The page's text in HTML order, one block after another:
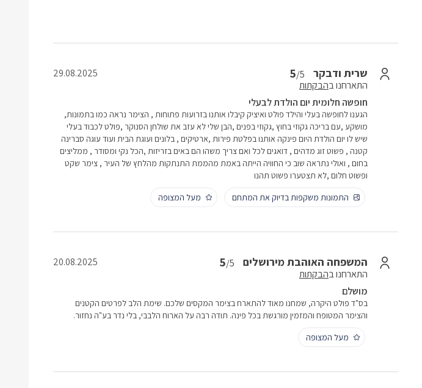
שרית ודבקר 5/5
התארחנו בהבקתות
29.08.2025
חופשה חלומית יום הולדת לבעלי
הגענו לחופשה בעלי והילד פולט ואיציק קיבלו אותנו בזרועות פתוחות , הצימר נראה כמו בתמונות,
מושקע ,עם בריכה גקוזי בחוץ ,גקוזי בפנים ,הבן שלי לא עזב את שולחן הסנוקר ,פולט לכבוד בעלי
שיש לו יום הולדת היום פינקה אותנו בפלטת פירות ,ארטיקים , בלונים ועוגת הבית ועוד עוגה סברינה
קטנה , פשוט זוג מדהים , דואגים לכל ואם צריך משהו הם באים בזריזות ,הכל נקי ומסודר , ממליצים
בחום , ואולי נתראה שוב כי החוויה הייתה באמת מהממת התנתקות מהלחץ של העיר , צימר שקט
ופשוט חלום ,לא תצטערו פשוט תהנו
התמונות משקפות בדיוק את המתחם
מעל המצופה
המשפחה האוהבת מירושלים 5/5
התארחנו בהבקתות
20.08.2025
מושלם
בס"ד פולט היקרה, שמחנו מאוד להתארח בצימר המקסים שלכם. שימת הלב לפרטים הקטנים
והצימר המטופח והמזמין מורגשת בכל פינה. תודה רבה על הארוח הלבבי, בלי נדר בע"ה נחזור.
מעל המצופה